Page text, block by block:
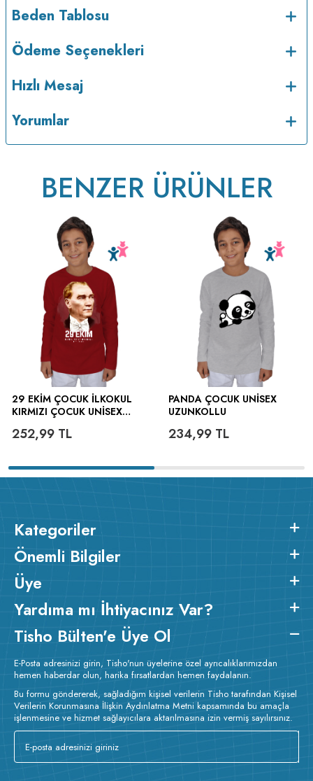
ütülenir.
v233.25
Beden Tablosu
Ödeme Seçenekleri
Hızlı Mesaj
Yorumlar
BENZER ÜRÜNLER
29 EKİM ÇOCUK İLKOKUL
KIRMIZI ÇOCUK UNISEX
252,99 TL
PANDA ÇOCUK UNISEX
UZUNKOLLU
234,99TL
Kategoriler
Önemli Bilgiler
Üye
Yardıma mı İhtiyacınız Var?
Tisho Bülten'e Üye Ol
E-Posta adresinizi girin, Tisho'nun üyelerine özel ayrıcalıklarımızdan
hemen haberdar olun, harika fırsatlardan hemen faydalanın.
Bu formu göndererek, sağladığım kişisel verilerin Tisho tarafından Kişisel
Verilerin Korunmasına İlişkin Aydınlatma Metni kapsamında bu amaçla
işlenmesine ve hizmet sağlayıcılara aktarılmasına izin vermiş sayılırsınız.